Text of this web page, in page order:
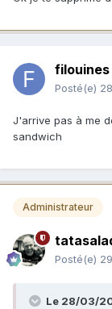
filouines
Posté(e)
J'arrive pas à me
sandwich
Administrateur
Posté(e)
Le 28/03/